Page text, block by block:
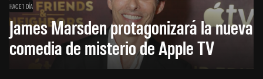
HACE 1 DÍA
James Marsden protagonizará la nueva
comedia de misterio de Apple TV